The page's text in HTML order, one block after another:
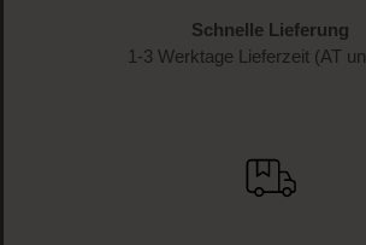
Schnelle Lieferung
1-3 Werktage Lieferzeit (AT